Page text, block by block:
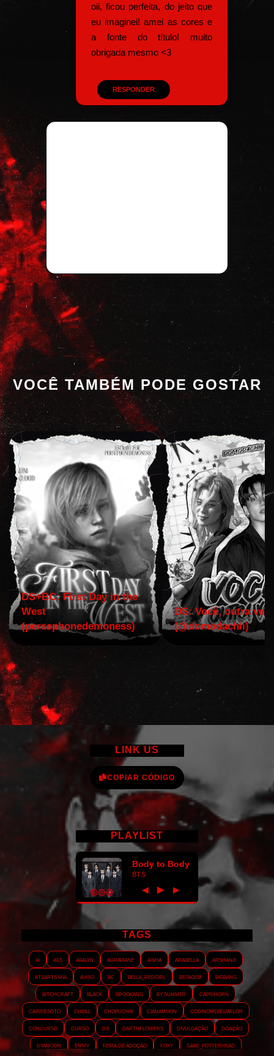
oii, ficou perfeita, do jeito que
eu imaginei! amei as cores e
a fonte do título! muito
obrigada mesmo <3
RESPONDER
VOCÊ TAMBÉM PODE GOSTAR
DS+BC: First Day in the
West
(persephonedemoness)
DS: Você, outra vez!
(@domodachii)
LINK US
COPIAR CÓDIGO
PLAYLIST
Body to Body
BTS
◀ ► ▶
TAGS
AI ASS Abalyn Agraviane Aisha Arabella
Arshanji
Atzarts Mia
Aviso BC Bella_RedGirl Betagem
Bigbang
Bitchcraft
Black Brookang By.summer
Caprihorn
Carriesoto
Cheill Chopuchai Cianamoon
Codinomebeijaflor
Concurso
Curso DS Darthflowers Divulgação
Doação
Dyamoon
Emmy Feira de adoção Foxy Gabe_Potterhead